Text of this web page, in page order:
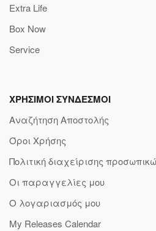
Extra Life
Box Now
Service
ΧΡΗΣΙΜΟΙ ΣΥΝΔΕΣΜΟΙ
Αναζήτηση Αποστολής
Όροι Χρήσης
Πολιτική διαχείρισης
Οι παραγγελίες μου
Ο λογαριασμός μου
My Releases Calendar